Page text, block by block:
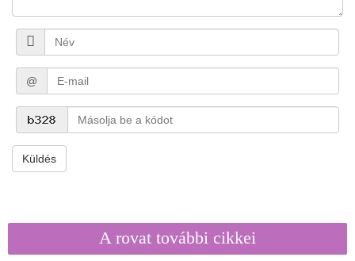
@
Küldés
A rovat további cikkei